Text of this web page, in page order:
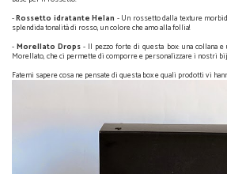
-Rossetto idratante Helan - Un rossetto dalla texture
splendida tonalità di rosso, un colore che amo alla follia!
-Morellato Drops- Il pezzo forte di questa box: una collana
Morellato, che ci permette di comporre e personalizzare i nostri
Fatemi sapere cosa ne pensate di questa box e quali prodotti vi